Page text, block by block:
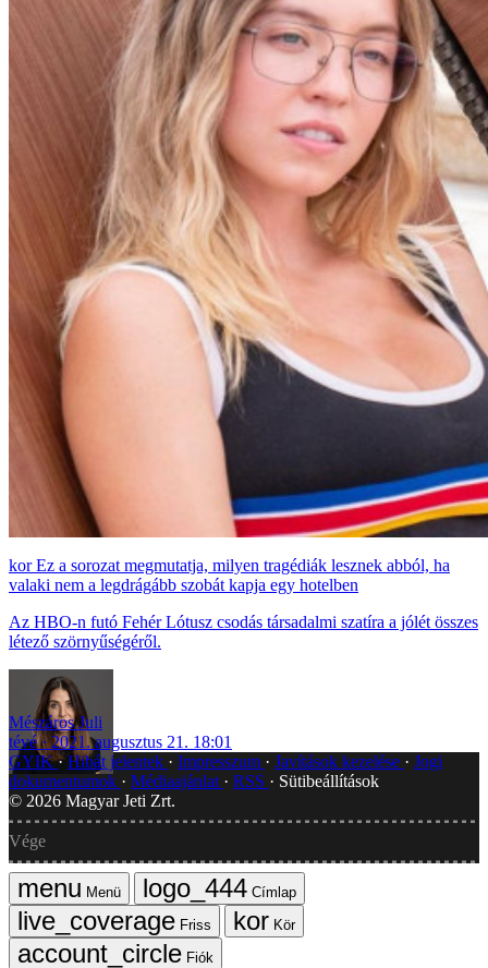
Ez a sorozat megmutatja, milyen tragédiák lesznek abból, ha
valaki nem a legdrágább szobát kapja egy hotelben
Az HBO-n futó Fehér Lótusz csodás társadalmi szatíra a jólét összes
létező szörnyűségéről.
Mészáros Juli
tévé
2021. augusztus 21. 18:01
GYIK Hibát jelentek Impresszum Javítások kezelése
Jogi
dokumentumok
Médiaajánlat RSS
Sütibeállítások
© 2026 Magyar Jeti Zrt.
Vége
Menü
Címlap
Friss
Kör
Fiók